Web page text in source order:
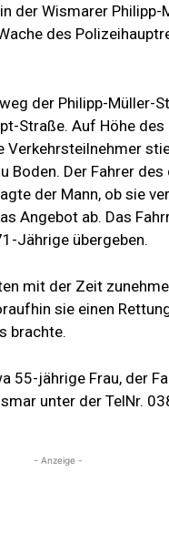
der Wismarer
des
der Philipp-Müller-
Straße. Auf Höhe
Der Fahrer
der Mann, ob sie
Angebot ab. Das
Jährige übergeben.
mit der Zeit
sie einen
brachte.
55-jährige Frau, der
unter der TelNr.
- Anzeige -